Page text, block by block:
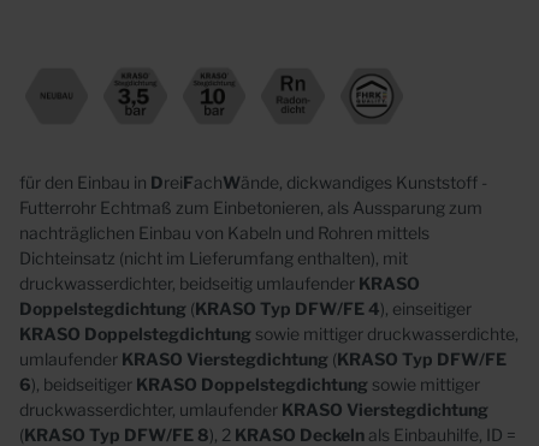
für den Einbau in DreiFachWände, dickwandiges Kunststoff -
Futterrohr Echtmaß zum Einbetonieren, als Aussparung zum
nachträglichen Einbau von Kabeln und Rohren mittels
Dichteinsatz (nicht im Lieferumfang enthalten), mit
druckwasserdichter, beidseitig umlaufender KRASO
Doppelstegdichtung (KRASO Typ DFW/FE 4), einseitiger
KRASO Doppelstegdichtung sowie mittiger druckwasserdichte,
umlaufender KRASO Vierstegdichtung (KRASO Typ DFW/FE
6), beidseitiger KRASO Doppelstegdichtung sowie mittiger
druckwasserdichter, umlaufender KRASO Vierstegdichtung
(KRASO Typ DFW/FE 8), 2 KRASO Deckeln als Einbauhilfe, ID =